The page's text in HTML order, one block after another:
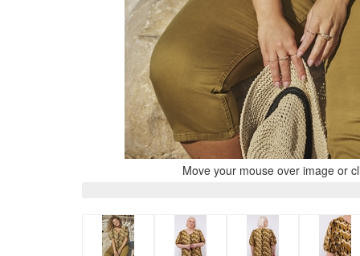
Move your mouse over image or